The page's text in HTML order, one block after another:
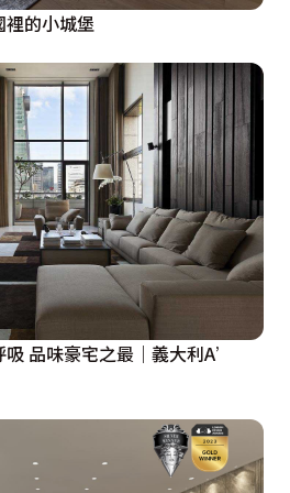
裡的小城堡
品味豪宅之最｜義大利A’